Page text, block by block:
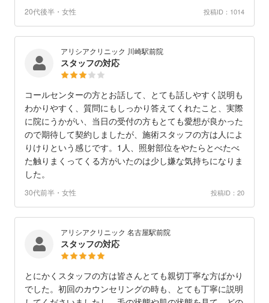
20代後半・女性 投稿ID：1014
アリシアクリニック 川崎駅前院
スタッフの対応
コールセンターの方とお話して、とても話しやすく説明も
わかりやすく、質問にもしっかり答えてくれたこと、実際
に院にうかがい、当日の受付の方もとても愛想が良かった
ので期待して契約しましたが、施術スタッフの方は人によ
りけりという感じです。1人、照射部位をやたらとべたべ
た触りまくってくる方がいたのは少し嫌な気持ちになりま
した。
30代前半・女性 投稿ID：20
アリシアクリニック 名古屋駅前院
スタッフの対応
とにかくスタッフの方は皆さんとても親切丁寧な方ばかり
でした。初回のカウンセリングの時も、とても丁寧に説明